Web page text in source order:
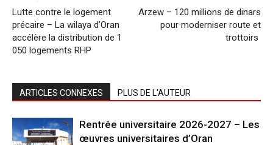
Lutte contre le logement
précaire – La wilaya d’Oran
accélère la distribution de 1
050 logements RHP
Arzew – 120 millions de dinars
pour moderniser route et
trottoirs
ARTICLES CONNEXES PLUS DE L'AUTEUR
Rentrée universitaire 2026-2027 – Les
œuvres universitaires d’Oran